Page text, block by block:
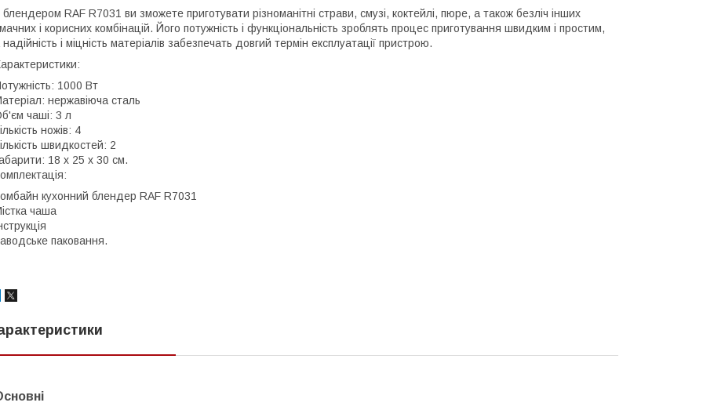
блендером RAF R7031 ви зможете приготувати різноманітні страви, смузі, коктейлі, пюре, а також безліч інших
і корисних комбінацій. Його потужність і функціональність зроблять процес приготування швидким і простим,
надійність і міцність матеріалів забезпечать довгий термін експлуатації пристрою.
1000 Вт
нержавіюча сталь
чаші: 3 л
ножів: 4
швидкостей: 2
18 х 25 х 30 см.
кухонний блендер RAF R7031
чаша
паковання.